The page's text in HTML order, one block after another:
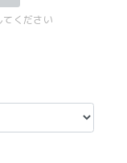
ください